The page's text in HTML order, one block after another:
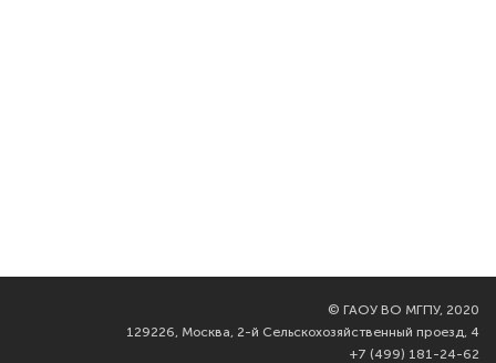
© ГАОУ ВО МГПУ, 2020
129226, Москва, 2-й Сельскохозяйственный проезд, 4
+7 (499) 181-24-62